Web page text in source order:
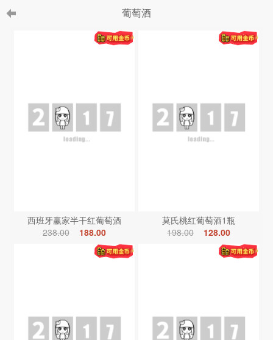
葡萄酒
西班牙赢家半干红葡萄酒
238.00
188.00
莫氏桃红葡萄酒1瓶
198.00
128.00